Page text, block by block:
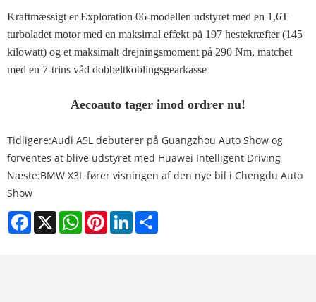
Kraftmæssigt er Exploration 06-modellen udstyret med en 1,6T
turboladet motor med en maksimal effekt på 197 hestekræfter (145
kilowatt) og et maksimalt drejningsmoment på 290 Nm, matchet
med en 7-trins våd dobbeltkoblingsgearkasse
Aecoauto tager imod ordrer nu!
Tidligere:Audi A5L debuterer på Guangzhou Auto Show og
forventes at blive udstyret med Huawei Intelligent Driving
Næste:BMW X3L fører visningen af ​​den nye bil i Chengdu Auto
Show
Facebook
X WhatsAppPinterestLinkedIn